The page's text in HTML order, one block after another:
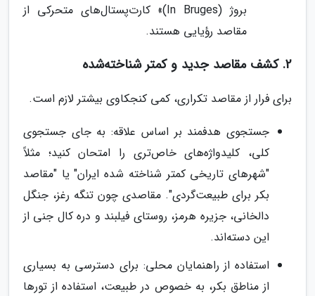
بروژ (In Bruges)» کارت‌پستال‌های متحرکی از
مقاصد رؤیایی هستند.
2. کشف مقاصد جدید و کمتر شناخته‌شده
برای فرار از مقاصد تکراری، کمی کنجکاوی بیشتر لازم است.
جستجوی هدفمند بر اساس علاقه: به جای جستجوی
کلی، کلیدواژه‌های خاص‌تری را امتحان کنید؛ مثلاً
"شهرهای تاریخی کمتر شناخته شده ایران" یا "مقاصد
بکر برای طبیعت‌گردی". مقاصدی چون تنگه رغز، جنگل
دالخانی، جزیره هرمز، روستای فیلبند و دره کال جنی از
این دسته‌اند.
استفاده از راهنمایان محلی: برای دسترسی به بسیاری
از مناطق بکر، به خصوص در طبیعت، استفاده از تورها